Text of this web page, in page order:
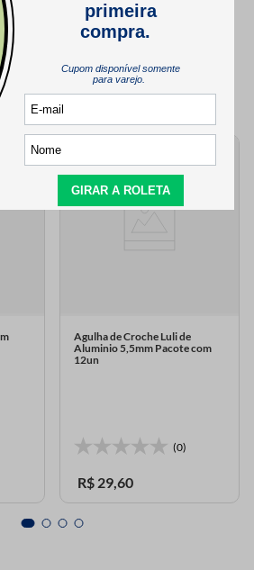
VIU,TAMBÉM VIU..
Agulha de Croche Luli de
Aluminio 5,5mm Pacote com
12un
(0)
R$ 29,60